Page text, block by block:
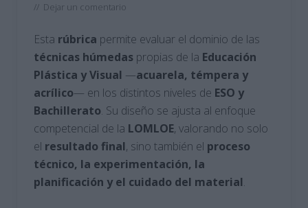
// Dejar un comentario
Esta rúbrica permite evaluar el dominio de las
técnicas húmedas propias de la Educación
Plástica yVisual —acuarela, témpera y
acrílico— en los distintos niveles de ESO y
Bachillerato. Su diseño se ajusta al enfoque
competencial de la LOMLOE, valorando no solo
el resultado final, sino también el proceso
técnico, la experimentación, la
planificación y el cuidado del material.